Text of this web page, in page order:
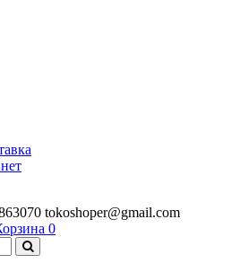
tokoshoper@gmail.com
0